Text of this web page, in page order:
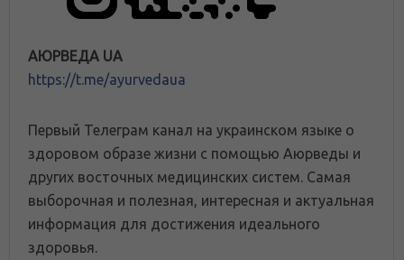
АЮРВЕДА UA
https://t.me/ayurvedaua
Первый Телеграм канал на украинском языке о
здоровом образе жизни с помощью Аюрведы и
других восточных медицинских систем. Самая
выборочная и полезная, интересная и актуальная
информация для достижения идеального
здоровья.